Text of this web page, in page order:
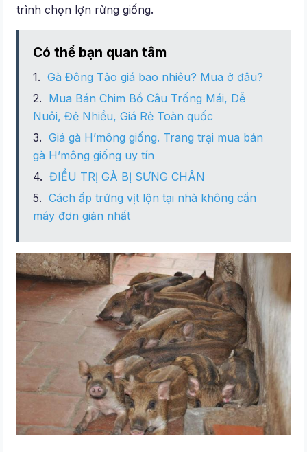
trình chọn lợn rừng giống.
Có thể bạn quan tâm
Gà Đông Tảo giá bao nhiêu? Mua ở đâu?
Mua Bán Chim Bồ Câu Trống Mái, Dễ
Nuôi, Đẻ Nhiều, Giá Rẻ Toàn quốc
Giá gà H’mông giống. Trang trại mua bán
gà H’mông giống uy tín
ĐIỀU TRỊ GÀ BỊ SƯNG CHÂN
Cách ấp trứng vịt lộn tại nhà không cần
máy đơn giản nhất